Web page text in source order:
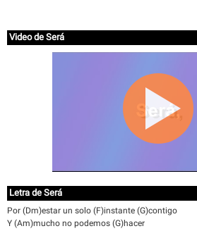
Video de Será
Letra de Será
Por (Dm)estar un solo (F)instante (G)contigo
Y (Am)mucho no podemos (G)hacer